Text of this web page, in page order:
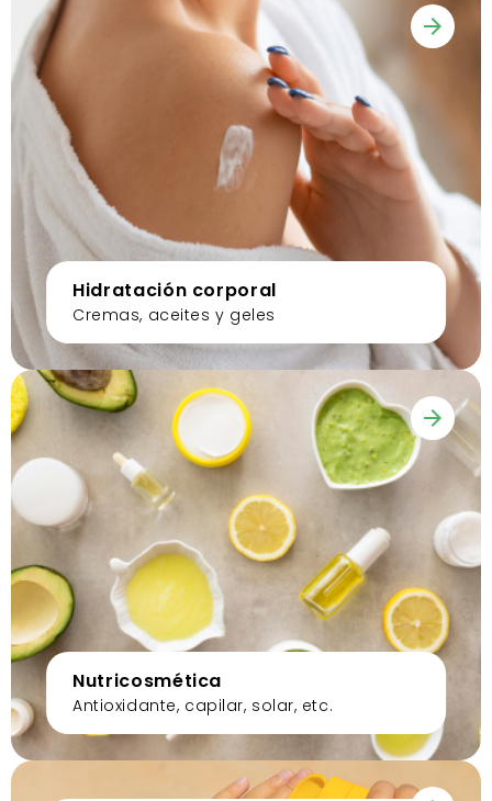
Hidratación corporal
Cremas, aceites y geles
Nutricosmética
Antioxidante, capilar, solar, etc.